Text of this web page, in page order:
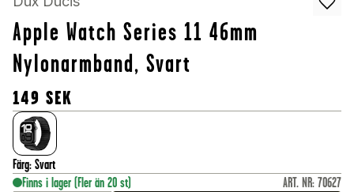
Apple Watch Series 11 46mm
Nylonarmband, Svart
149 SEK
Färg: Svart
Finns i lager (Fler än 20 st) ART. NR: 70627